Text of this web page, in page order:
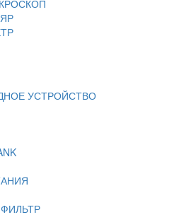
УСТРОЙСТВО